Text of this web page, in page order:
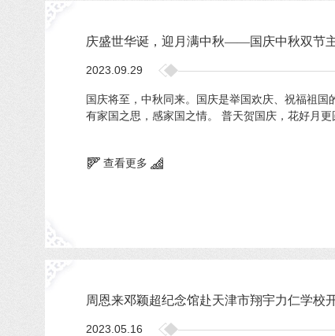
庆盛世华诞，迎月满中秋——国庆中秋双节
2023.09.29
国庆将至，中秋同来。国庆是举国欢庆、祝福祖
有家国之思，感家国之情。 普天贺国庆，花好月
查看更多
周恩来邓颖超纪念馆赴天津市翔宇力仁学校
2023.05.16